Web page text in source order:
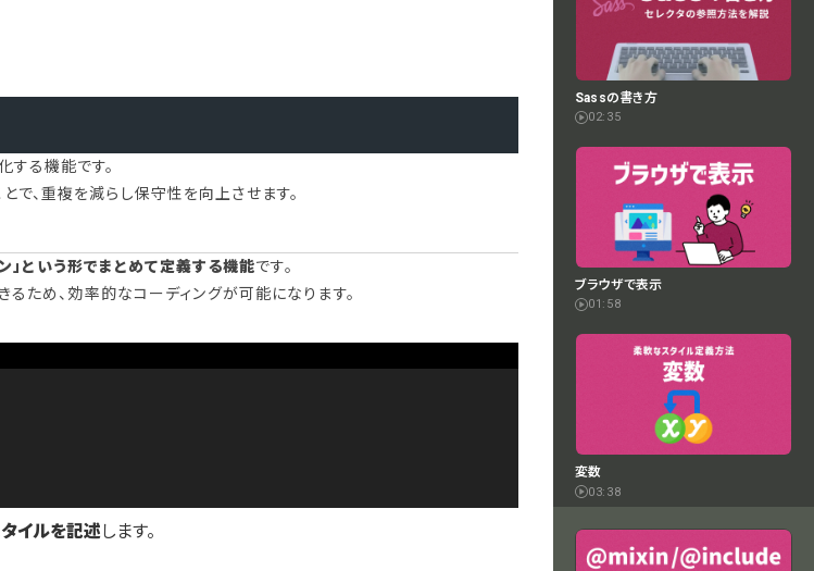
る機能です。
、重複を減らし保守性を向上させます。
」という形でまとめて定義する機能です。
ため、効率的なコーディングが可能になります。
イルを記述します。
Sassの書き方
02:35
ブラウザで表示
01:58
変数
03:38